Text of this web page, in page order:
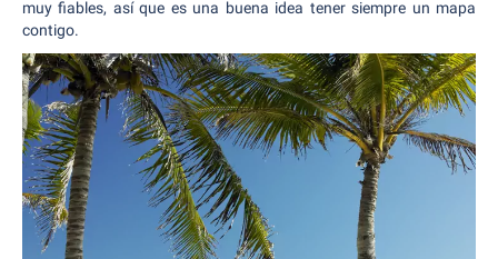
muy fiables, así que es una buena idea tener siempre un mapa
contigo.